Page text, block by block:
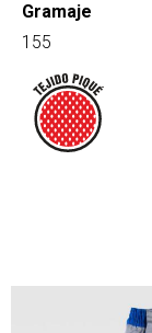
Gramaje
155